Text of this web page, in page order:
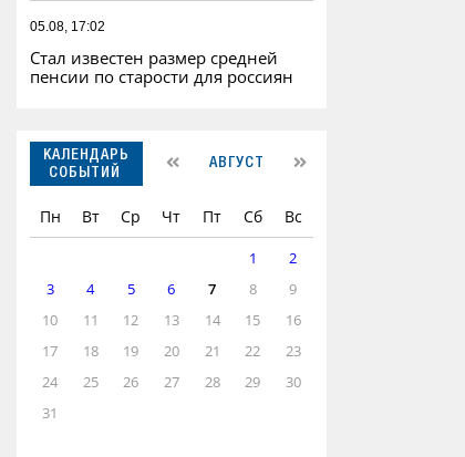
05.08, 17:02
Стал известен размер средней
пенсии по старости для россиян
КАЛЕНДАРЬ
СОБЫТИЙ
АВГУСТ
Пн Вт Ср Чт Пт Сб Вс
1
2
3
4 5 6 7 8
9
10
11 12 13 14 15
16
17
18 19 20 21 22
23
24
25 26 27 28 29
30
31